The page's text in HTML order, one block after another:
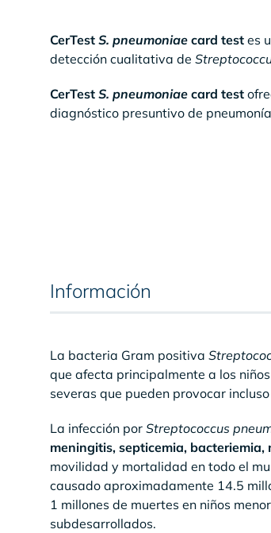
CerTest S. pneumoniaecard testes
detección cualitativa de
CerTest S. pneumoniaecard test
diagnóstico presuntivo de
Información
La bacteria Gram positiva
que afecta principalmente a los
severas que pueden provocar
La infección por Streptococcus
meningitis, septicemia,
movilidad y mortalidad en todo el
causado aproximadamente 14.5
1 millones de muertes en niños
subdesarrollados.